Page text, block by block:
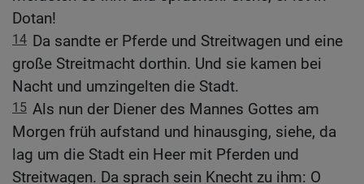
Dotan!
14 Da sandte er Pferde und Streitwagen und eine
große Streitmacht dorthin. Und sie kamen bei
Nacht und umzingelten die Stadt.
15 Als nun der Diener des Mannes Gottes am
Morgen früh aufstand und hinausging, siehe, da
lag um die Stadt ein Heer mit Pferden und
Streitwagen. Da sprach sein Knecht zu ihm: O